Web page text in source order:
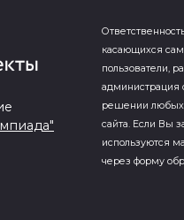
касающихся
пользователи,
администрация
решении любых
сайта. Если Вы
используются
через форму